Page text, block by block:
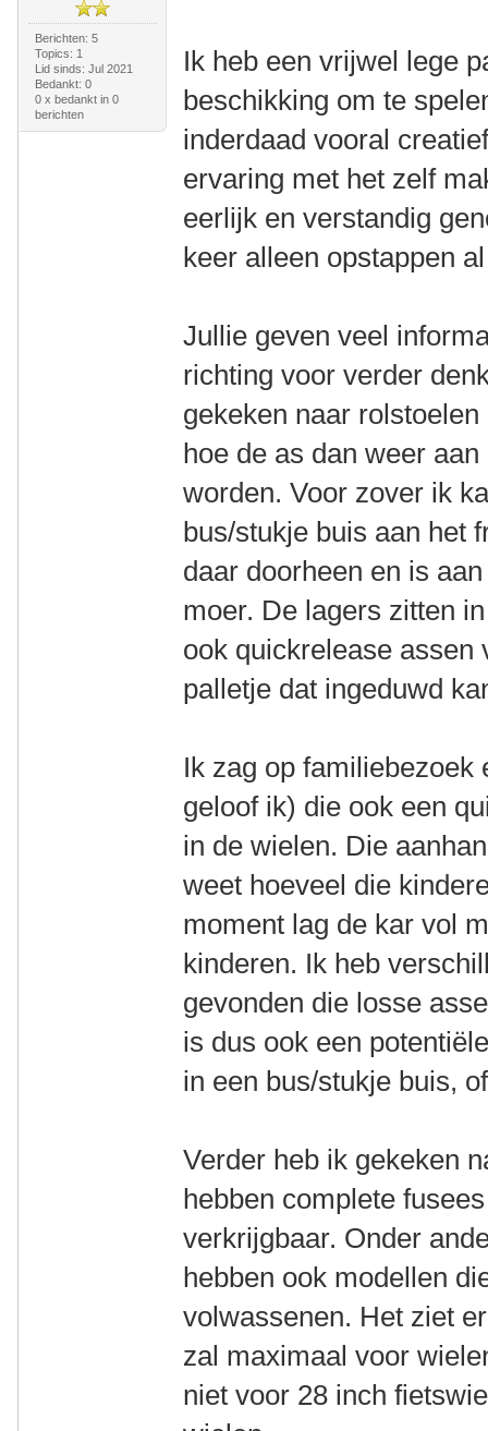
Berichten: 5
Topics: 1
Lid sinds: Jul 2021
Bedankt: 0
0 x bedankt in 0
berichten
Ik heb een vrijwel lege
beschikking om te
inderdaad vooral
ervaring met het zelf
eerlijk en verstandig
keer alleen opstappen
Jullie geven veel
richting voor verder
gekeken naar
hoe de as dan weer
worden. Voor zover ik
bus/stukje buis aan het
daar doorheen en is
moer. De lagers zitten
ook quickrelease assen
palletje dat ingeduwd
Ik zag op familiebezoek
geloof ik) die ook een
in de wielen. Die
weet hoeveel die
moment lag de kar vol
kinderen. Ik heb
gevonden die losse
is dus ook een
in een bus/stukje buis,
Verder heb ik gekeken
hebben complete
verkrijgbaar. Onder
hebben ook modellen
volwassenen. Het ziet
zal maximaal voor
niet voor 28 inch